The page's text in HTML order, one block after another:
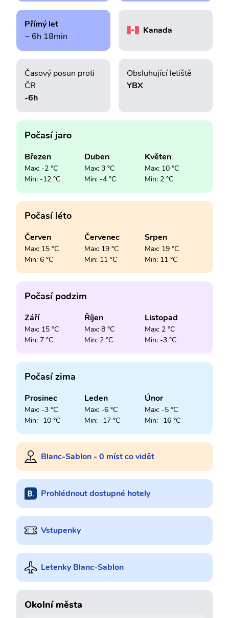
Přímý let
~ 6h 18min
Kanada
Časový posun proti
ČR
-6h
Obsluhující letiště
YBX
Počasí jaro
Březen
Max: -2 °C
Min: -12 °C
Duben
Max: 3 °C
Min: -4 °C
Květen
Max: 10 °C
Min: 2 °C
Počasí léto
Červen
Max: 15 °C
Min: 6 °C
Červenec
Max: 19 °C
Min: 11 °C
Srpen
Max: 19 °C
Min: 11 °C
Počasí podzim
Září
Max: 15 °C
Min: 7 °C
Říjen
Max: 8 °C
Min: 2 °C
Listopad
Max: 2 °C
Min: -3 °C
Počasí zima
Prosinec
Max: -3 °C
Min: -10 °C
Leden
Max: -6 °C
Min: -17 °C
Únor
Max: -5 °C
Min: -16 °C
Blanc-Sablon - 0 míst co vidět
Prohlédnout dostupné hotely
Vstupenky
Letenky Blanc-Sablon
Okolní města